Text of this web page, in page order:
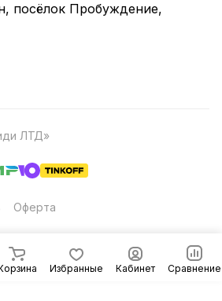
Избранные Кабинет Сравнение
посёлок Пробуждение,
ЛТД»
Оферта